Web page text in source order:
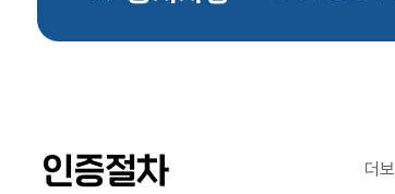
인증절차 더보